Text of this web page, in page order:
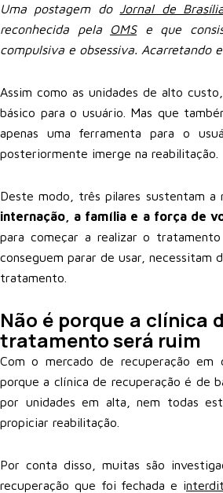
Uma postagem do Jornal de
reconhecida pela
OMSe que
compulsiva e obsessiva. Acarretando
Assim como as unidades de alto
básico para o usuário. Mas que
apenas uma ferramenta para o
posteriormente imerge na reabilitação.
Deste modo, três pilares sustentam a
internação, a família e a força de
para começar a realizar o
conseguem parar de usar, necessitam
tratamento.
Não é porque a clínica
tratamento será ruim
Com o mercado de recuperação
porque a clínica de recuperação é de
por unidades em alta, nem todas
propiciar reabilitação.
Por conta disso, muitas são
recuperação que foi fechada e i